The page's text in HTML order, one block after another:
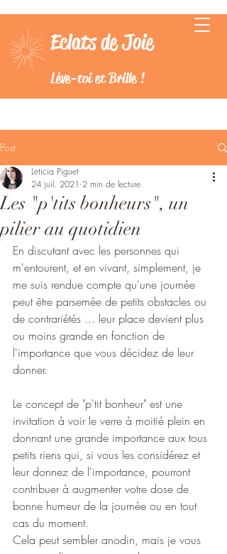
Eclats de Joie
Lève-toi et Brille !
Post
Les "p'tits bonheurs", un
pilier au quotidien
Leticia Piguet
24 juil. 2021 2 min de lecture
En discutant avec les personnes qui
m'entourent, et en vivant, simplement, je
me suis rendue compte qu'une journée
peut être parsemée de petits obstacles ou
de contrariétés ... leur place devient plus
ou moins grande en fonction de
l'importance que vous décidez de leur
donner.
Le concept de "p'tit bonheur" est une
invitation à voir le verre à moitié plein en
donnant une grande importance aux tous
petits riens qui, si vous les considérez et
leur donnez de l'importance, pourront
contribuer à augmenter votre dose de
bonne humeur de la journée ou en tout
cas du moment.
Cela peut sembler anodin, mais je vous